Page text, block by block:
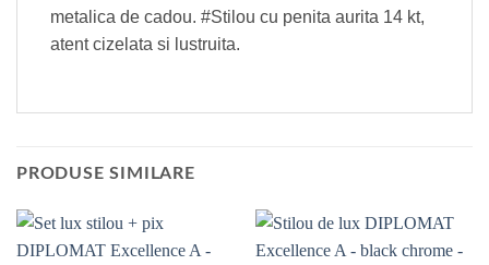
metalica de cadou. #Stilou cu penita aurita 14 kt,
atent cizelata si lustruita.
PRODUSE SIMILARE